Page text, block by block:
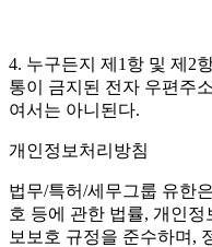
4. 누구든지 제1항 및 제2
통이 금지된 전자 우편주
여서는 아니된다.
개인정보처리방침
법무/특허/세무그룹 유한
호 등에 관한 법률, 개인
보보호 규정을 준수하며,